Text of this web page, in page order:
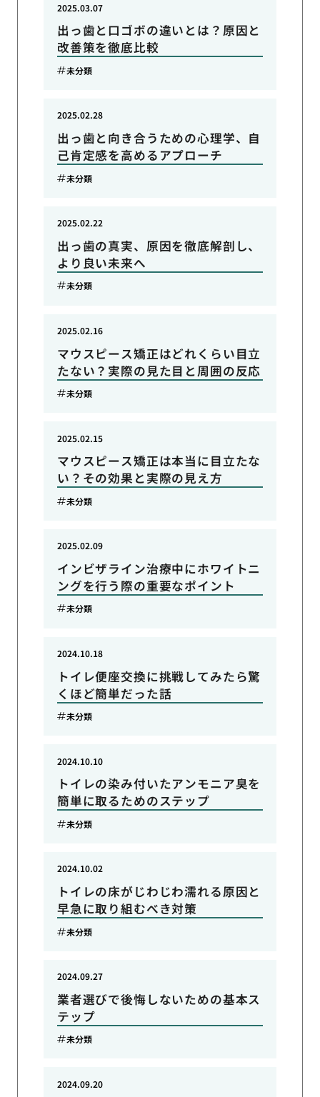
出っ歯と口ゴボの違いとは？原因と
改善策を徹底比較
2025.03.07
未分類
出っ歯と向き合うための心理学、自
己肯定感を高めるアプローチ
2025.02.28
未分類
出っ歯の真実、原因を徹底解剖し、
より良い未来へ
2025.02.22
未分類
マウスピース矯正はどれくらい目立
たない？実際の見た目と周囲の反応
2025.02.16
未分類
マウスピース矯正は本当に目立たな
い？その効果と実際の見え方
2025.02.15
未分類
インビザライン治療中にホワイトニ
ングを行う際の重要なポイント
2025.02.09
未分類
トイレ便座交換に挑戦してみたら驚
くほど簡単だった話
2024.10.18
未分類
トイレの染み付いたアンモニア臭を
簡単に取るためのステップ
2024.10.10
未分類
トイレの床がじわじわ濡れる原因と
早急に取り組むべき対策
2024.10.02
未分類
業者選びで後悔しないための基本ス
テップ
2024.09.27
未分類
2024.09.20